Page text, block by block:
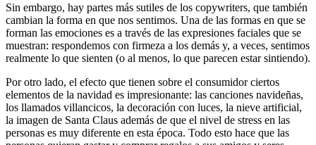
Sin embargo, hay partes más sutiles de los copywriters, que también
cambian la forma en que nos sentimos. Una de las formas en que se
forman las emociones es a través de las expresiones faciales que se
muestran: respondemos con firmeza a los demás y, a veces, sentimos
realmente lo que sienten (o al menos, lo que parecen estar sintiendo).
Por otro lado, el efecto que tienen sobre el consumidor ciertos
elementos de la navidad es impresionante: las canciones navideñas,
los llamados villancicos, la decoración con luces, la nieve artificial,
la imagen de Santa Claus además de que el nivel de stress en las
personas es muy diferente en esta época. Todo esto hace que las